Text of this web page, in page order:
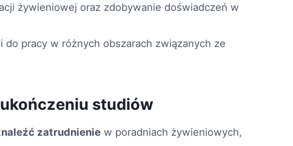
żywieniowej oraz zdobywanie doświadczeń w
pracy w różnych obszarach związanych ze
studiów
zatrudnienie w poradniach żywieniowych,